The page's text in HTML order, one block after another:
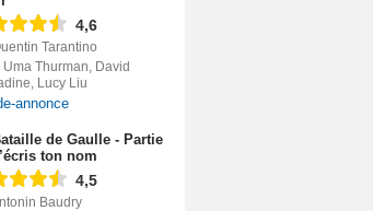
4,6
Tarantino
Uma Thurman, David
Lucy Liu
annonce
de Gaulle - Partie
ton nom
4,5
Baudry